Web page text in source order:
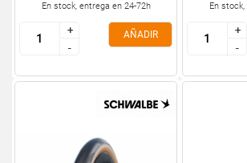
En stock, entrega en 24-72h
+
-
+
-
AÑADIR
En
+
-
+
-